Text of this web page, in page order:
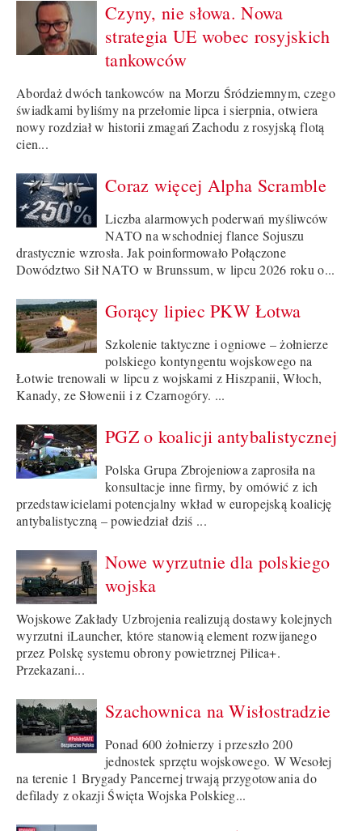
Czyny, nie słowa. Nowa
strategia UE wobec rosyjskich
tankowców
Abordaż dwóch tankowców na Morzu Śródziemnym, czego
świadkami byliśmy na przełomie lipca i sierpnia, otwiera
nowy rozdział w historii zmagań Zachodu z rosyjską flotą
cien...
Coraz więcej Alpha Scramble
Liczba alarmowych poderwań myśliwców
NATO na wschodniej flance Sojuszu
drastycznie wzrosła. Jak poinformowało Połączone
Dowództwo Sił NATO w Brunssum, w lipcu 2026 roku o...
Gorący lipiec PKW Łotwa
Szkolenie taktyczne i ogniowe – żołnierze
polskiego kontyngentu wojskowego na
Łotwie trenowali w lipcu z wojskami z Hiszpanii, Włoch,
Kanady, ze Słowenii i z Czarnogóry. ...
PGZ o koalicji antybalistycznej
Polska Grupa Zbrojeniowa zaprosiła na
konsultacje inne firmy, by omówić z ich
przedstawicielami potencjalny wkład w europejską koalicję
antybalistyczną – powiedział dziś ...
Nowe wyrzutnie dla polskiego
wojska
Wojskowe Zakłady Uzbrojenia realizują dostawy kolejnych
wyrzutni iLauncher, które stanowią element rozwijanego
przez Polskę systemu obrony powietrznej Pilica+.
Przekazani...
Szachownica na Wisłostradzie
Ponad 600 żołnierzy i przeszło 200
jednostek sprzętu wojskowego. W Wesołej
na terenie 1 Brygady Pancernej trwają przygotowania do
defilady z okazji Święta Wojska Polskieg...